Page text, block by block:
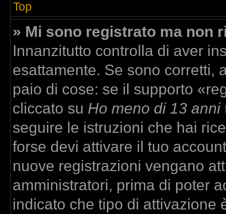
Top
» Mi sono registrato ma non
Innanzitutto controlla di aver
esattamente. Se sono corretti,
paio di cose: se il supporto
cliccato su Ho meno di 13 anni
seguire le istruzioni che hai
forse devi attivare il tuo
nuove registrazioni vengano
amministratori, prima di poter
indicato che tipo di attivazione